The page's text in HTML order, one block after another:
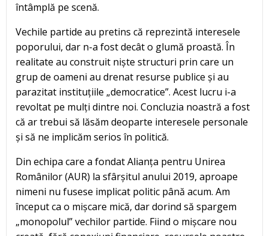
întâmplă pe scenă.
Vechile partide au pretins că reprezintă interesele
poporului, dar n-a fost decât o glumă proastă. În
realitate au construit niște structuri prin care un
grup de oameni au drenat resurse publice și au
parazitat instituțiile „democratice”. Acest lucru i-a
revoltat pe mulți dintre noi. Concluzia noastră a fost
că ar trebui să lăsăm deoparte interesele personale
și să ne implicăm serios în politică.
Din echipa care a fondat Alianța pentru Unirea
Românilor (AUR) la sfârșitul anului 2019, aproape
nimeni nu fusese implicat politic până acum. Am
început ca o mișcare mică, dar dorind să spargem
„monopolul” vechilor partide. Fiind o mișcare nou